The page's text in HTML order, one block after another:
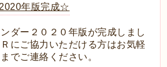
年版完成☆
ダー２０２０年版が完成しまし
にご協力いただける方はお気軽
でご連絡ください。